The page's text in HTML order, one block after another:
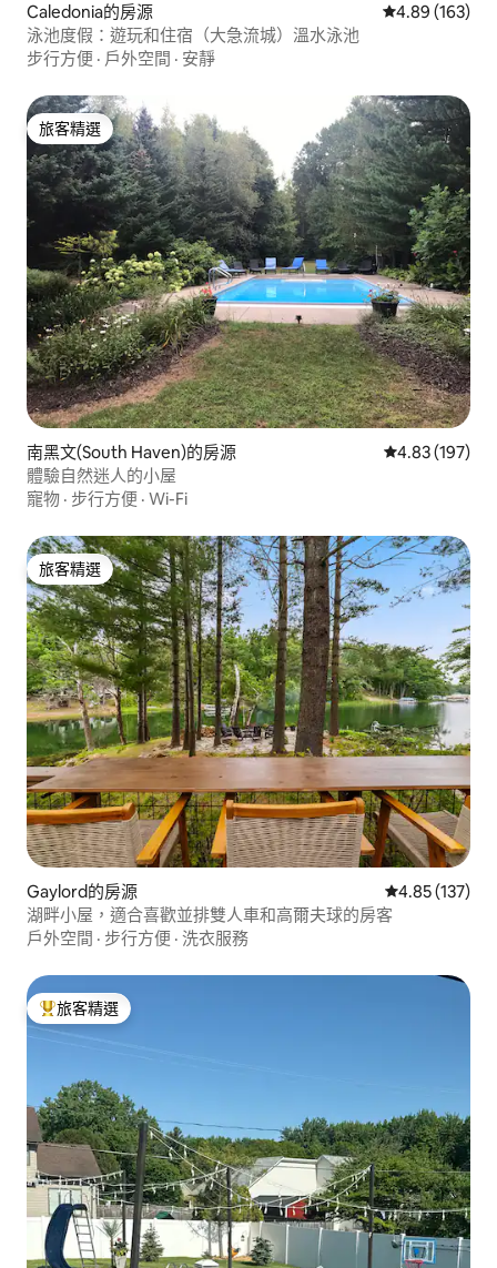
Caledonia的房源 從 163 則評價
4.89 (163)
泳池度假：遊玩和住宿（大急流城）溫水泳池
步行方便 · 戶外空間 · 安靜
旅客精選
旅客精選
南黑文(South Haven)的房源 從 197 則評價
4.83 (197)
體驗自然迷人的小屋
寵物 · 步行方便 · Wi-Fi
旅客精選
旅客精選
Gaylord的房源 從 137 則評價
4.85 (137)
湖畔小屋，適合喜歡並排雙人車和高爾夫球的房客
戶外空間 · 步行方便 · 洗衣服務
旅客精選榜首
旅客精選